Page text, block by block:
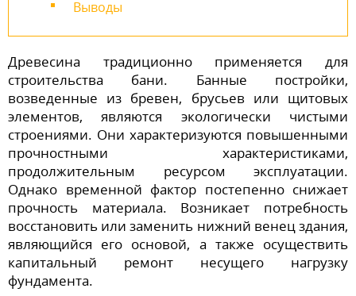
Выводы
Древесина традиционно применяется для
строительства бани. Банные постройки,
возведенные из бревен, брусьев или щитовых
элементов, являются экологически чистыми
строениями. Они характеризуются повышенными
прочностными характеристиками,
продолжительным ресурсом эксплуатации.
Однако временной фактор постепенно снижает
прочность материала. Возникает потребность
восстановить или заменить нижний венец здания,
являющийся его основой, а также осуществить
капитальный ремонт несущего нагрузку
фундамента.